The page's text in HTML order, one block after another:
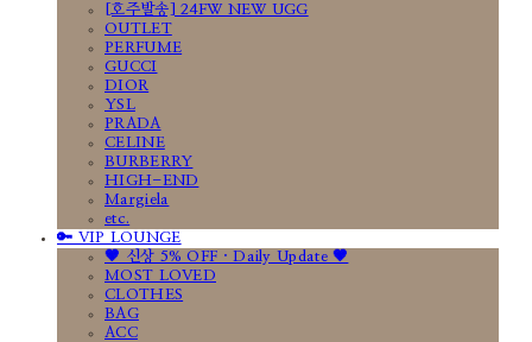
[호주발송] 24FW NEW UGG
OUTLET
PERFUME
GUCCI
DIOR
YSL
PRADA
CELINE
BURBERRY
HIGH-END
Margiela
etc.
🔑 VIP LOUNGE
🤎 신상 5% OFF · Daily Update 🤎
MOST LOVED
CLOTHES
BAG
ACC